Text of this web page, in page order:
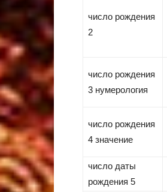
число рождения
2
число рождения
3 нумерология
число рождения
4 значение
число даты
рождения 5